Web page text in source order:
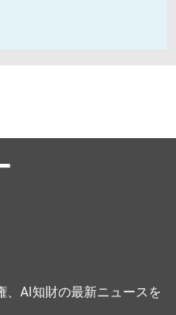
、AI知財の最新ニュースを